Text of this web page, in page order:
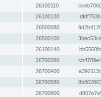
26100110
26100130
26500080
26500100
26100140
26700380
26700400
26700580
26700600